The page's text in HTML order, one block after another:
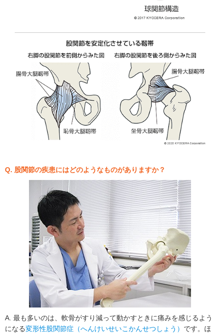
Q. 股関節の疾患にはどのようなものがありますか？
A. 最も多いのは、軟骨がすり減って動かすときに痛みを感じるよう
になる変形性股関節症（へんけいせいこかんせつしょう） です。ほ